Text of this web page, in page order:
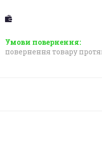
повернення товару